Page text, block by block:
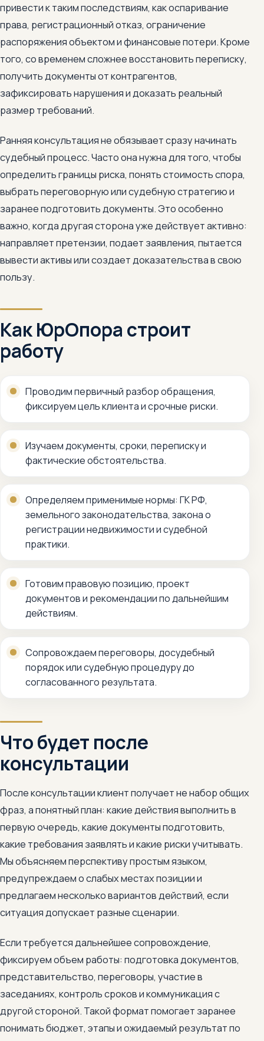
привести к таким последствиям, как оспаривание
права, регистрационный отказ, ограничение
распоряжения объектом и финансовые потери. Кроме
того, со временем сложнее восстановить переписку,
получить документы от контрагентов,
зафиксировать нарушения и доказать реальный
размер требований.
Ранняя консультация не обязывает сразу начинать
судебный процесс. Часто она нужна для того, чтобы
определить границы риска, понять стоимость спора,
выбрать переговорную или судебную стратегию и
заранее подготовить документы. Это особенно
важно, когда другая сторона уже действует активно:
направляет претензии, подает заявления, пытается
вывести активы или создает доказательства в свою
пользу.
Как ЮрОпора строит
работу
Проводим первичный разбор обращения,
фиксируем цель клиента и срочные риски.
Изучаем документы, сроки, переписку и
фактические обстоятельства.
Определяем применимые нормы: ГК РФ,
земельного законодательства, закона о
регистрации недвижимости и судебной
практики.
Готовим правовую позицию, проект
документов и рекомендации по дальнейшим
действиям.
Сопровождаем переговоры, досудебный
порядок или судебную процедуру до
согласованного результата.
Что будет после
консультации
После консультации клиент получает не набор общих
фраз, а понятный план: какие действия выполнить в
первую очередь, какие документы подготовить,
какие требования заявлять и какие риски учитывать.
Мы объясняем перспективу простым языком,
предупреждаем о слабых местах позиции и
предлагаем несколько вариантов действий, если
ситуация допускает разные сценарии.
Если требуется дальнейшее сопровождение,
фиксируем объем работы: подготовка документов,
представительство, переговоры, участие в
заседаниях, контроль сроков и коммуникация с
другой стороной. Такой формат помогает заранее
понимать бюджет, этапы и ожидаемый результат по